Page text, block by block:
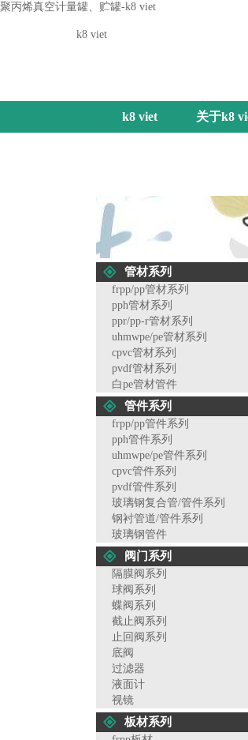
聚丙烯真空计量罐、贮罐-k8 viet
k8 viet
k8 viet 关于k8
管材系列
frpp/pp管材系列
pph管材系列
ppr/pp-r管材系列
uhmwpe/pe管材系列
cpvc管材系列
pvdf管材系列
白pe管材管件
管件系列
frpp/pp管件系列
pph管件系列
uhmwpe/pe管件系列
cpvc管件系列
pvdf管件系列
玻璃钢复合管/管件系列
钢衬管道/管件系列
玻璃钢管件
阀门系列
隔膜阀系列
球阀系列
蝶阀系列
截止阀系列
止回阀系列
底阀
过滤器
液面计
视镜
板材系列